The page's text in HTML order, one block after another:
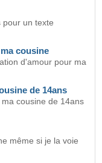
pour un texte
cousine
d'amour pour ma
de 14ans
cousine de 14ans
même si je la voie